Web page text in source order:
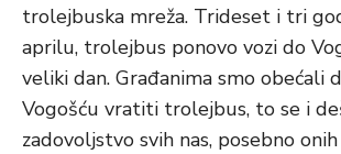
trolejbuska mreža. Trideset i tri
aprilu, trolejbus ponovo vozi do
veliki dan. Građanima smo obećali
Vogošću vratiti trolejbus, to se i
zadovoljstvo svih nas, posebno